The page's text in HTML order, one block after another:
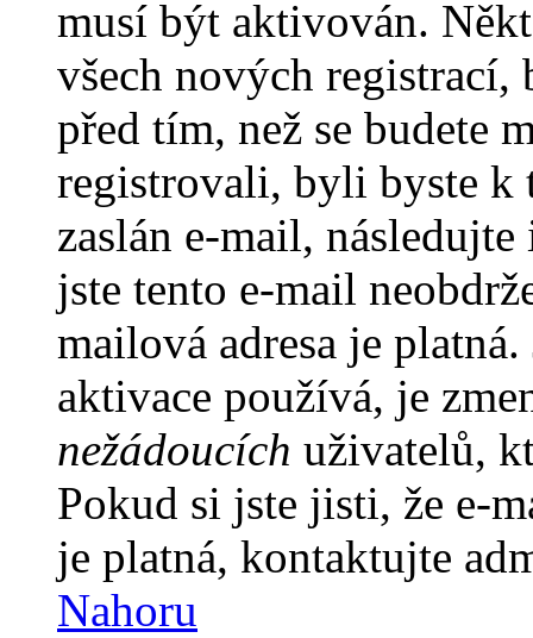
musí být aktivován.
všech nových
před tím, než se budete
registrovali, byli byste k
zaslán e-mail,
jste tento e-mail
mailová adresa je
aktivace používá, je
nežádoucích uživatelů,
Pokud si jste jisti, že e-
je platná, kontaktujte
Nahoru